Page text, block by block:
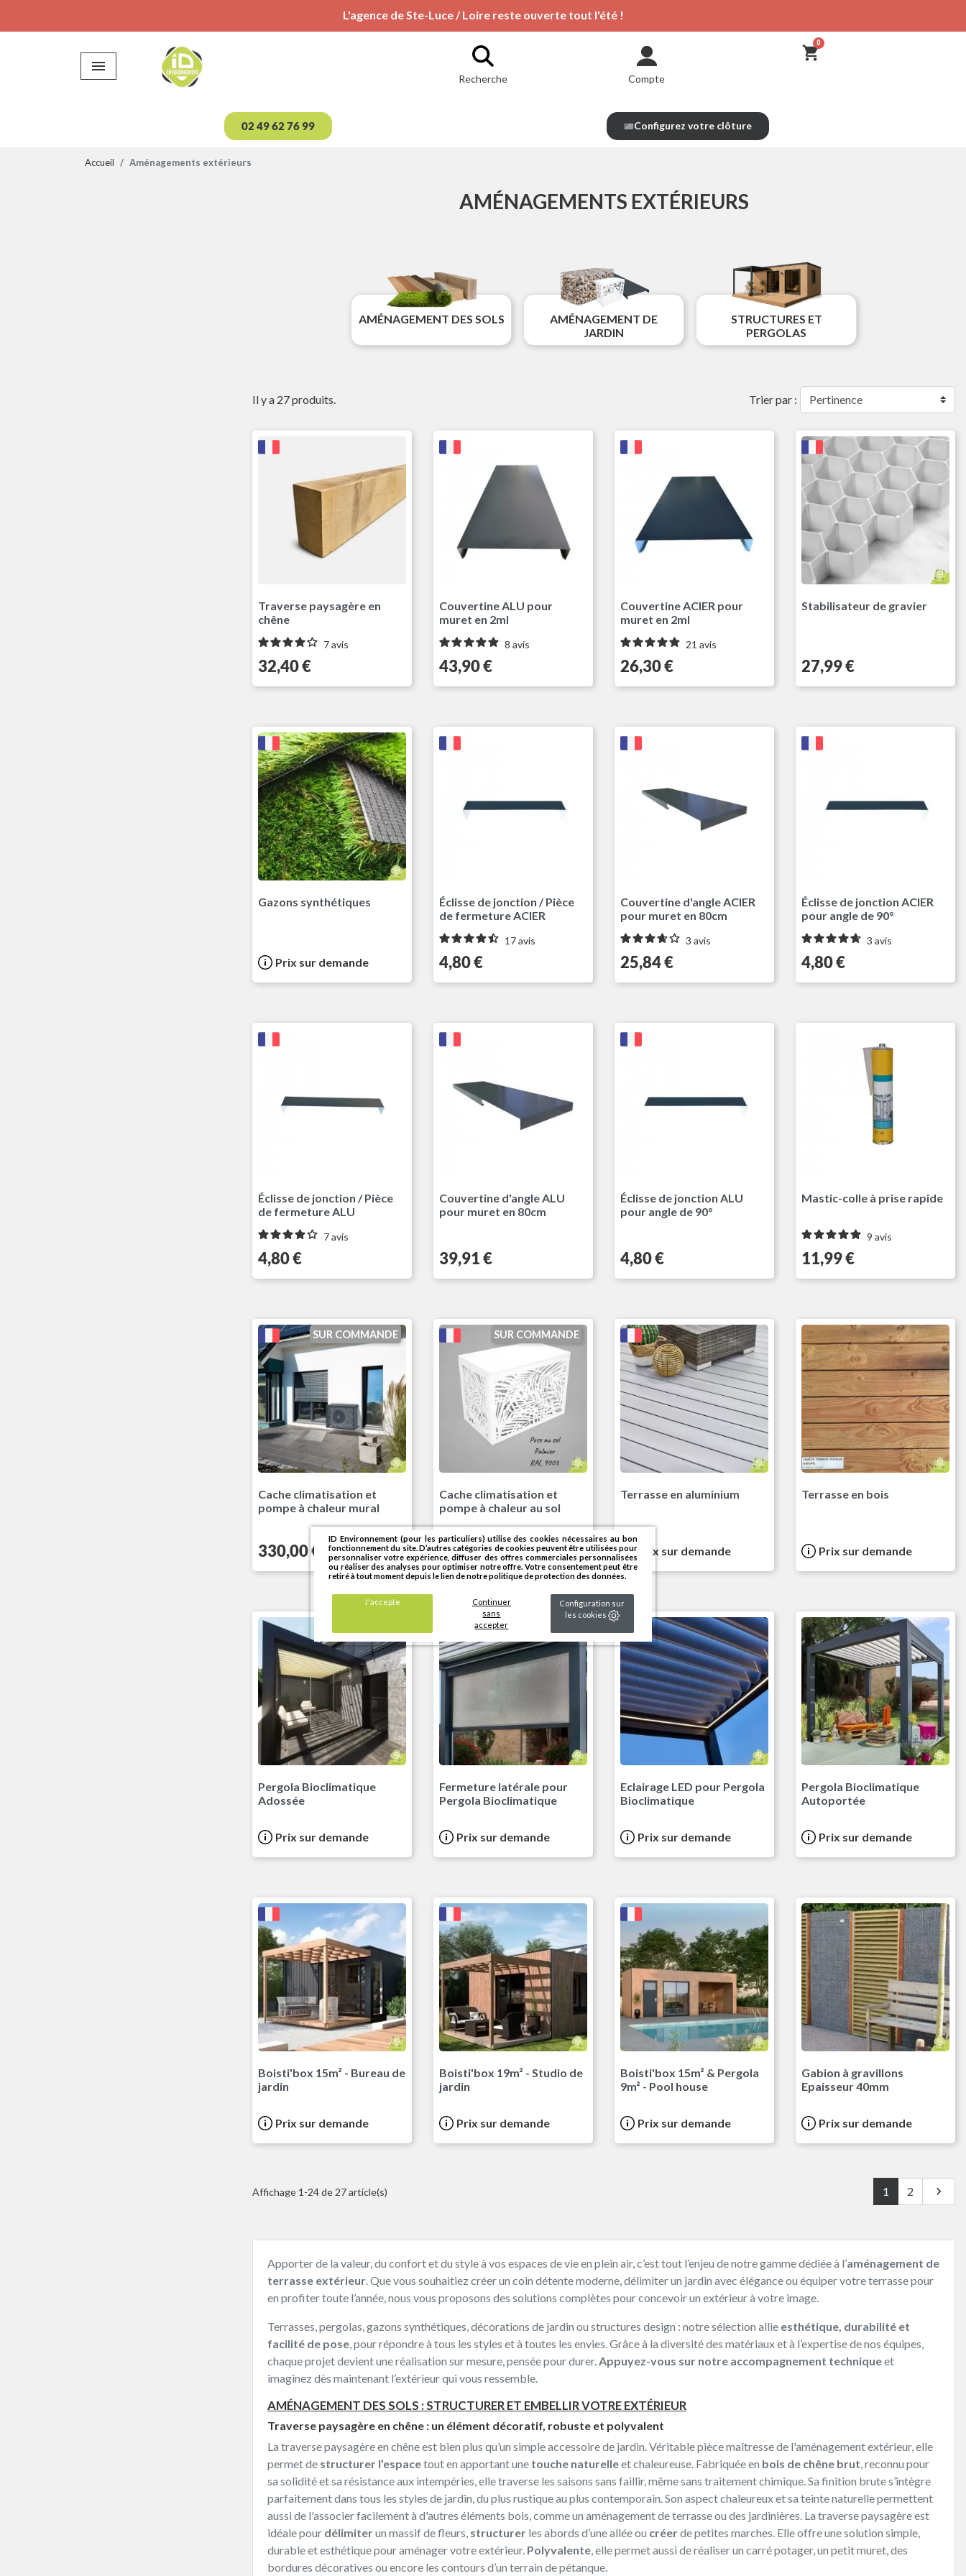
ID Environnement (pour les particuliers) utilise des cookies nécessaires au bon
fonctionnement du site. D’autres catégories de cookies peuvent être utilisées pour
personnaliser votre expérience, diffuser des offres commerciales personnalisées
ou réaliser des analyses pour optimiser notre offre. Votre consentement peut être
retiré à tout moment depuis le lien de notre politique de protection des données.
J'accepte
Continuer
sans
accepter
Configuration sur
les cookies
L'agence de Ste-Luce / Loire reste ouverte tout l'été !

Recherche Compte
02 49 62 76 99 Configurez votre clôture
Accueil Aménagements extérieurs
AMÉNAGEMENTS EXTÉRIEURS
AMÉNAGEMENT DES SOLS
AMÉNAGEMENT DE
JARDIN
STRUCTURES ET
PERGOLAS
Il y a 27 produits. Trier par :
Traverse paysagère en
chêne
7avis
Prix
32,40 €
Gris Anthracite RAL7016
Couvertine ALU pour
muret en 2ml
8 avis
Prix
43,90 €
Gris Anthracite RAL7016
Couvertine ACIER pour
muret en 2ml
21 avis
Prix
26,30 €
Stabilisateur de gravier
Prix
27,99 €
Gazons synthétiques
Prix sur demande
Gris Anthracite RAL7016
Éclisse de jonction / Pièce
de fermeture ACIER
17avis
Prix
4,80 €
Gris Anthracite RAL7016
Couvertine d'angle ACIER
pour muret en 80cm
3 avis
Prix
25,84 €
Gris Anthracite
Éclisse de jonction ACIER
pour angle de 90°
3 avis
Prix
4,80 €
Gris Anthracite RAL7016
Éclisse de jonction / Pièce
de fermeture ALU
7avis
Prix
4,80 €
Gris Anthracite RAL7016
Couvertine d'angle ALU
pour muret en 80cm
Prix
39,91 €
Gris Anthracite RAL7016
Éclisse de jonction ALU
pour angle de 90°
Prix
4,80 €
Mastic-colle à prise rapide
9 avis
Prix
11,99 €
Gris Anthracite RAL7016
Noir RAL9005
Beige Ivoire RAL1015
Blanc RAL9003
Oxide 1 Effet rouille
Cache climatisation et
pompe à chaleur mural
Prix
330,00 €
SUR COMMANDE
Gris Anthracite RAL7016
Noir RAL9005
Beige Ivoire RAL1015
Blanc RAL9003
Oxide 1 Effet rouille
Cache climatisation et
pompe à chaleur au sol
Prix
408,00 €
SUR COMMANDE
Terrasse en aluminium
Prix sur demande
Terrasse en bois
Prix sur demande
Pergola Bioclimatique
Adossée
Prix sur demande
Fermeture latérale pour
Pergola Bioclimatique
Prix sur demande
Eclairage LED pour Pergola
Bioclimatique
Prix sur demande
Pergola Bioclimatique
Autoportée
Prix sur demande
Boisti'box 15m² - Bureau de
jardin
Prix sur demande
Boisti'box 19m² - Studio de
jardin
Prix sur demande
Boisti'box 15m² & Pergola
9m² - Pool house
Prix sur demande
Gabion à gravillons
Epaisseur 40mm
Prix sur demande
Affichage 1-24 de 27 article(s) 1 2 Suivant

Apporter de la valeur, du confort et du style à vos espaces de vie en plein air, c’est tout l’enjeu de notre gamme dédiée à l’aménagement de
terrasse extérieur. Que vous souhaitiez créer un coin détente moderne, délimiter un jardin avec élégance ou équiper votre terrasse pour
en profiter toute l’année, nous vous proposons des solutions complètes pour concevoir un extérieur à votre image.
Terrasses, pergolas, gazons synthétiques, décorations de jardin ou structures design : notre sélection allie esthétique, durabilité et
facilité de pose, pour répondre à tous les styles et à toutes les envies. Grâce à la diversité des matériaux et à l’expertise de nos équipes,
chaque projet devient une réalisation sur mesure, pensée pour durer.Appuyez-vous sur notre accompagnement techniqueet
imaginez dès maintenant l’extérieur qui vous ressemble.
AMÉNAGEMENT DES SOLS : STRUCTURER ET EMBELLIR VOTRE EXTÉRIEUR
Traverse paysagère en chêne : un élément décoratif, robuste et polyvalent
La traverse paysagère en chêne est bien plus qu’un simple accessoire de jardin. Véritable pièce maîtresse de l'aménagement extérieur, elle
permet de structurer l’espacetout en apportant une touche naturelleet chaleureuse. Fabriquée en bois de chêne brut, reconnu pour
sa solidité et sa résistance aux intempéries, elle traverse les saisons sans faillir, même sans traitement chimique. Sa finition brute s’intègre
parfaitement dans tous les styles de jardin, du plus rustique au plus contemporain. Son aspect chaleureux et sa teinte naturelle permettent
aussi de l'associer facilement à d'autres éléments bois, comme un aménagement de terrasse ou des jardinières. La traverse paysagère est
idéale pour délimiterun massif de fleurs, structurer les abords d’une allée ou créerde petites marches. Elle offre une solution simple,
durable et esthétique pour aménager votre extérieur. Polyvalente, elle permet aussi de réaliser un carré potager, un petit muret, des
bordures décoratives ou encore les contours d’un terrain de pétanque.